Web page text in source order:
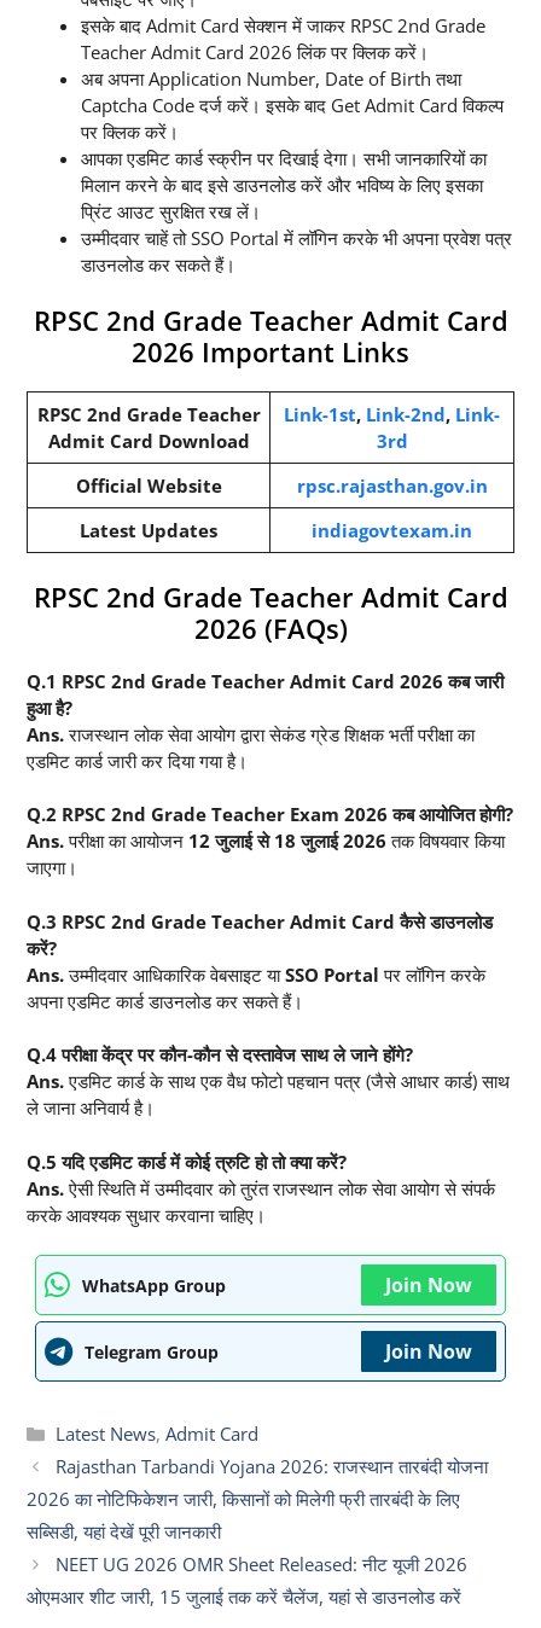
इसके बाद Admit Card सेक्शन में जाकर RPSC 2nd Grade
Teacher Admit Card 2026 लिंक पर क्लिक करें।
अब अपना Application Number, Date of Birth तथा
Captcha Code दर्ज करें। इसके बाद Get Admit Card विकल्प
पर क्लिक करें।
आपका एडमिट कार्ड स्क्रीन पर दिखाई देगा। सभी जानकारियों का
मिलान करने के बाद इसे डाउनलोड करें और भविष्य के लिए इसका
प्रिंट आउट सुरक्षित रख लें।
उम्मीदवार चाहें तो SSO Portal में लॉगिन करके भी अपना प्रवेश पत्र
डाउनलोड कर सकते हैं।
RPSC 2nd Grade Teacher Admit Card
2026 Important Links
RPSC 2nd Grade Teacher
Admit Card Download
Link-1st, Link-2nd, Link-
3rd
Official Website
rpsc.rajasthan.gov.in
Latest Updates
indiagovtexam.in
RPSC 2nd Grade Teacher Admit Card
2026 (FAQs)
Q.1 RPSC 2nd Grade Teacher Admit Card 2026 कब जारी
हुआ है?
Ans.राजस्थान लोक सेवा आयोग द्वारा सेकंड ग्रेड शिक्षक भर्ती परीक्षा का
एडमिट कार्ड जारी कर दिया गया है।
Q.2 RPSC 2nd Grade Teacher Exam 2026 कब आयोजित होगी?
Ans.परीक्षा का आयोजन 12 जुलाई से 18 जुलाई 2026 तक विषयवार किया
जाएगा।
Q.3 RPSC 2nd Grade Teacher Admit Card कैसे डाउनलोड
करें?
Ans.उम्मीदवार आधिकारिक वेबसाइट याSSO Portal पर लॉगिन करके
अपना एडमिट कार्ड डाउनलोड कर सकते हैं।
Q.4 परीक्षा केंद्र पर कौन-कौन से दस्तावेज साथ ले जाने होंगे?
Ans.एडमिट कार्ड के साथ एक वैध फोटो पहचान पत्र (जैसे आधार कार्ड) साथ
ले जाना अनिवार्य है।
Q.5 यदि एडमिट कार्ड में कोई त्रुटि हो तो क्या करें?
Ans.ऐसी स्थिति में उम्मीदवार को तुरंत राजस्थान लोक सेवा आयोग से संपर्क
करके आवश्यक सुधार करवाना चाहिए।
WhatsApp Group Join Now
Telegram Group Join Now
Categories
Latest News, Admit Card
Rajasthan Tarbandi Yojana 2026: राजस्थान तारबंदी योजना
2026 का नोटिफिकेशन जारी, किसानों को मिलेगी फ्री तारबंदी के लिए
सब्सिडी, यहां देखें पूरी जानकारी
NEET UG 2026 OMR Sheet Released: नीट यूजी 2026
ओएमआर शीट जारी, 15 जुलाई तक करें चैलेंज, यहां से डाउनलोड करें